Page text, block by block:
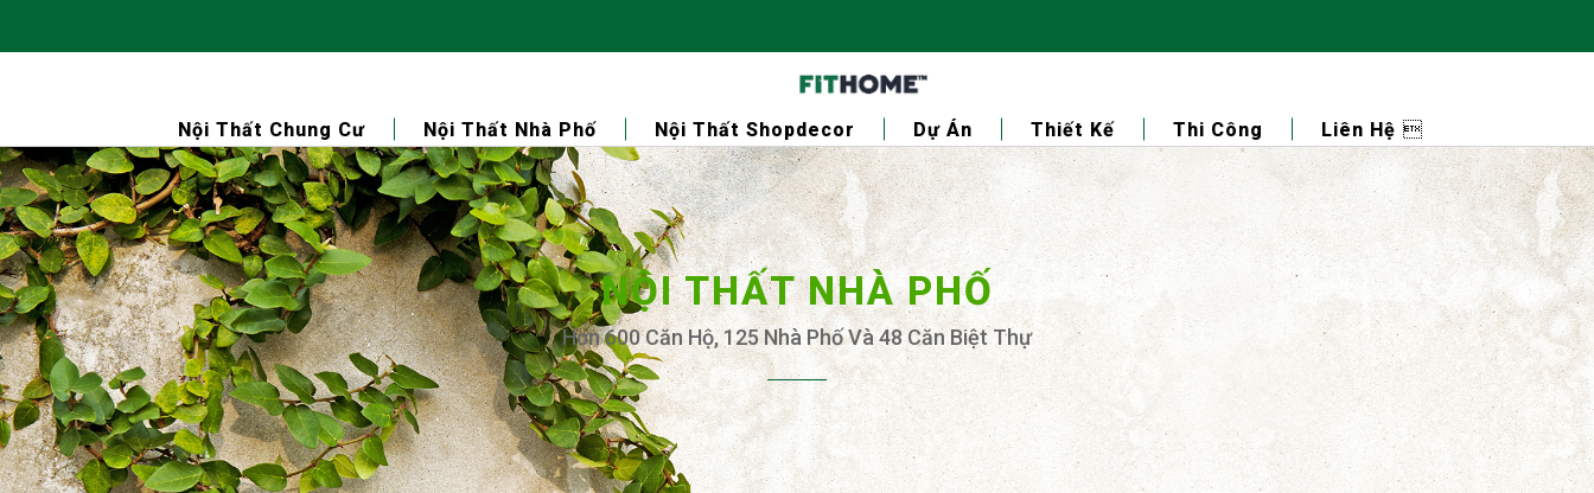
Nội Thất Chung Cư Nội Thất Nhà Phố Nội Thất Shopdecor Dự Án Thiết Kế Thi Công Liên Hệ
NỘI THẤT NHÀ PHỐ
Hơn 600 Căn Hộ, 125 Nhà Phố Và 48 Căn Biệt Thự